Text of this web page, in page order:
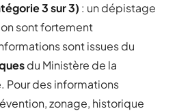
3 sur 3) : un dépistage
sont fortement
sont issues du
du Ministère de la
Pour des informations
zonage, historique